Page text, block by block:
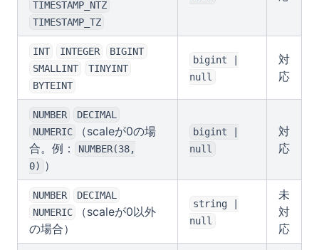
TIMESTAMP_NTZ
TIMESTAMP_TZ
INT INTEGER
BIGINT
SMALLINT
TINYINT
BYTEINT
bigint |
null
対
応
NUMBER
DECIMAL
NUMERIC
（scaleが0の場
合。例：
NUMBER(38,
0) ）
bigint |
null
対
応
NUMBER
DECIMAL
NUMERIC
（scaleが0以外
の場合）
string |
null
未
対
応